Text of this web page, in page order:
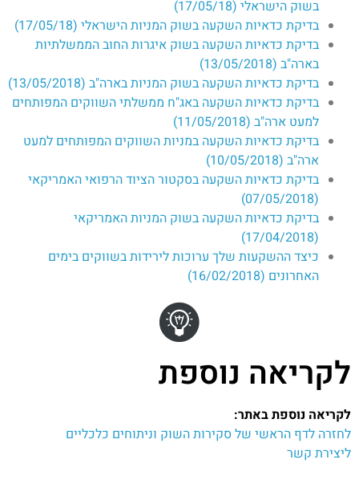
בשוק הישראלי (17/05/18)
בדיקת כדאיות השקעה בשוק המניות הישראלי (17/05/18)
בדיקת כדאיות השקעה בשוק איגרות החוב הממשלתיות
בארה"ב (13/05/2018)
בדיקת כדאיות השקעה בשוק המניות בארה"ב (13/05/2018)
בדיקת כדאיות השקעה באג"ח ממשלתי השווקים המפותחים
למעט ארה"ב (11/05/2018)
בדיקת כדאיות השקעה במניות השווקים המפותחים למעט
ארה"ב (10/05/2018)
בדיקת כדאיות השקעה בסקטור הציוד הרפואי האמריקאי
(07/05/2018)
בדיקת כדאיות השקעה בשוק המניות האמריקאי
(17/04/2018)
כיצד ההשקעות שלך ערוכות לירידות בשווקים בימים
האחרונים (16/02/2018)
לקריאה נוספת
לקריאה נוספת באתר:
לחזרה לדף הראשי של סקירות השוק וניתוחים כלכליים
ליצירת קשר